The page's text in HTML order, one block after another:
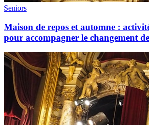
Seniors
Maison de repos et automne :
pour accompagner le changement